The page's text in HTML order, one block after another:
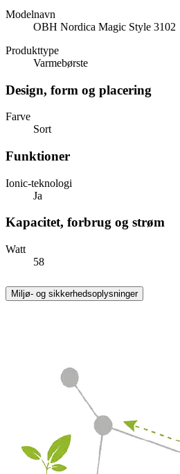
Modelnavn
OBH Nordica Magic Style 3102
Produkttype
Varmebørste
Design, form og placering
Farve
Sort
Funktioner
Ionic-teknologi
Ja
Kapacitet, forbrug og strøm
Watt
58
Miljø- og sikkerhedsoplysninger